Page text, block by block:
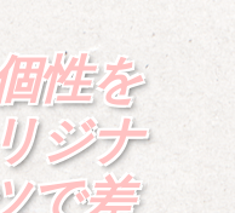
性を
ジナ
で差